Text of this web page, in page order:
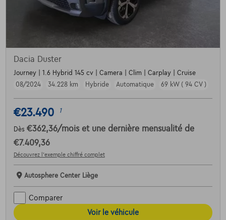
Dacia Duster
Journey | 1.6 Hybrid 145 cv | Camera | Clim | Carplay | Cruise
08/2024
34.228 km Hybride Automatique 69 kW ( 94 CV )
€23.490 1
Dès €362,36/mois et une dernière mensualité de
€7.409,36
Découvrez l’exemple chiffré complet
Autosphere Center Liège
Comparer
Voir le véhicule